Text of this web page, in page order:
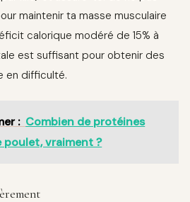
maintenir ta masse musculaire
calorique modéré de 15% à
est suffisant pour obtenir des
en difficulté.
: Combien de protéines
poulet, vraiment ?